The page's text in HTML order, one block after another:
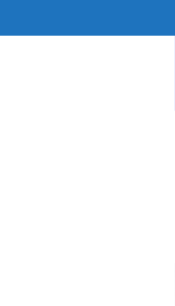
to